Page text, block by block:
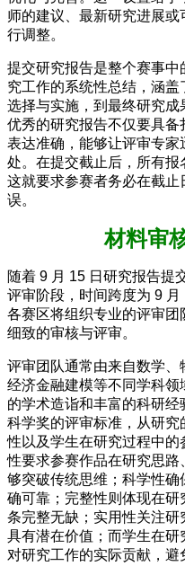
师的建议、最新研究进展
行调整。
提交研究报告是整个赛事
究工作的系统性总结，涵
选择与实施，到最终研究
优秀的研究报告不仅要具备
表达准确，能够让评审专
处。在提交截止后，所有报
这就要求参赛者务必在截
误。
材料审
随着 9 月 15 日研究报告提
评审阶段，时间跨度为 9 月
各赛区将组织专业的评审团
细致的审核与评审。
评审团队通常由来自数学、
经济金融建模等不同学科
的学术造诣和丰富的科研
科学奖的评审标准，从研究
性以及学生在研究过程中
性要求参赛作品在研究思
够突破传统思维；科学性
确可靠；完整性则体现在
条完整无缺；实用性关注
具有潜在价值；而学生在
对研究工作的实际贡献，避